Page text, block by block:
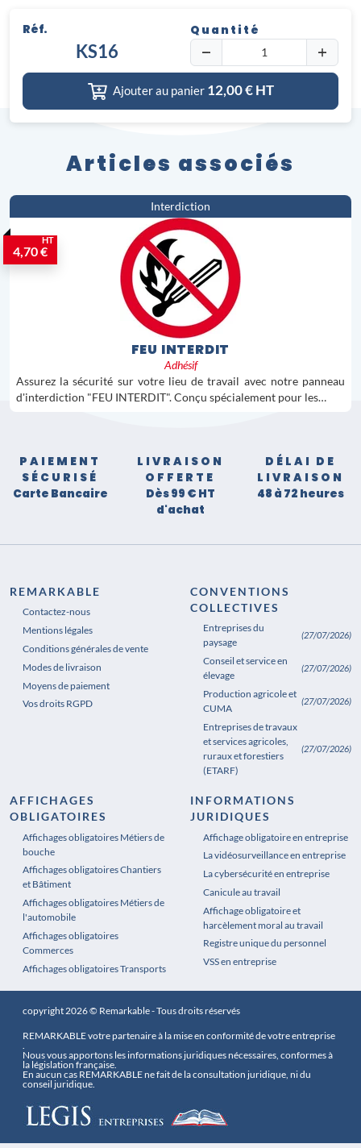
Réf.
KS16
Quantité
Ajouter au panier 12,00€ HT
Articles associés
Interdiction
4,70 €
HT
FEU INTERDIT
Adhésif
Assurez la sécurité sur votre lieu de travail avec notre panneau
d'interdiction "FEU INTERDIT". Conçu spécialement pour les…
PAIEMENT
SÉCURISÉ
Carte Bancaire
LIVRAISON
OFFERTE
Dès 99 € HT
d'achat
DÉLAI DE
LIVRAISON
48 à 72 heures
REMARKABLE
Contactez-nous
Mentions légales
Conditions générales de vente
Modes de livraison
Moyens de paiement
Vos droits RGPD
CONVENTIONS
COLLECTIVES
Entreprises du
paysage
(27/07/2026)
Conseil et service en
élevage
(27/07/2026)
Production agricole et
CUMA
(27/07/2026)
Entreprises de travaux
et services agricoles,
ruraux et forestiers
(ETARF)
(27/07/2026)
AFFICHAGES
OBLIGATOIRES
Affichages obligatoires Métiers de
bouche
Affichages obligatoires Chantiers
et Bâtiment
Affichages obligatoires Métiers de
l'automobile
Affichages obligatoires
Commerces
Affichages obligatoires Transports
Affichages obligatoires Pharmacie
INFORMATIONS
JURIDIQUES
Affichage obligatoire en entreprise
La vidéosurveillance en entreprise
La cybersécurité en entreprise
Canicule au travail
Affichage obligatoire et
harcèlement moral au travail
Registre unique du personnel
VSS en entreprise
copyright 2026 © Remarkable - Tous droits réservés
REMARKABLE votre partenaire à la mise en conformité de votre entreprise
.
Nous vous apportons les informations juridiques nécessaires, conformes à
la législation française.
En aucun cas REMARKABLE ne fait de la consultation juridique, ni du
conseil juridique.